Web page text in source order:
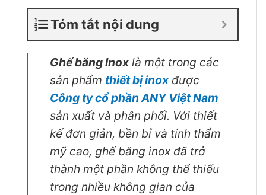
Tóm tắt nội dung
Ghế băng Inox là một trong các
sản phẩm thiết bị inox được
Công ty cổ phần ANY Việt Nam
sản xuất và phân phối. Với thiết
kế đơn giản, bền bỉ và tính thẩm
mỹ cao, ghế băng inox đã trở
thành một phần không thể thiếu
trong nhiều không gian của